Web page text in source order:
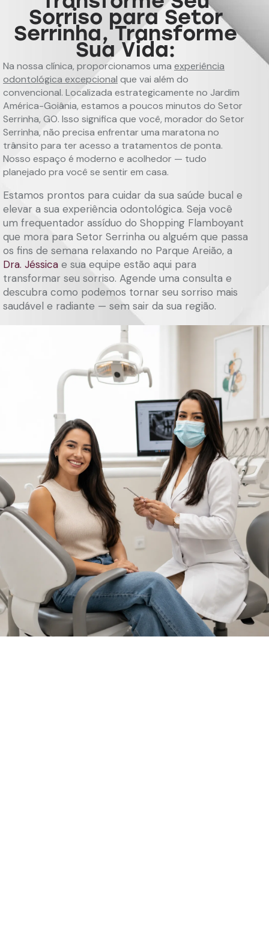
Sorriso para Setor
Serrinha, Transforme
Sua Vida:
Na nossa clínica, proporcionamos uma experiência
odontológica excepcional que vai além do
convencional. Localizada estrategicamente no Jardim
América-Goiânia, estamos a poucos minutos do Setor
Serrinha, GO. Isso significa que você, morador do Setor
Serrinha, não precisa enfrentar uma maratona no
trânsito para ter acesso a tratamentos de ponta.
Nosso espaço é moderno e acolhedor — tudo
planejado pra você se sentir em casa.
Estamos prontos para cuidar da sua saúde bucal e
elevar a sua experiência odontológica. Seja você
um frequentador assíduo do Shopping Flamboyant
que mora para Setor Serrinha ou alguém que passa
os fins de semana relaxando no Parque Areião, a
Dra. Jéssica e sua equipe estão aqui para
transformar seu sorriso. Agende uma consulta e
descubra como podemos tornar seu sorriso mais
saudável e radiante — sem sair da sua região.